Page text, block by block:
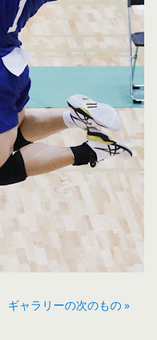
ギャラリーの次のもの »